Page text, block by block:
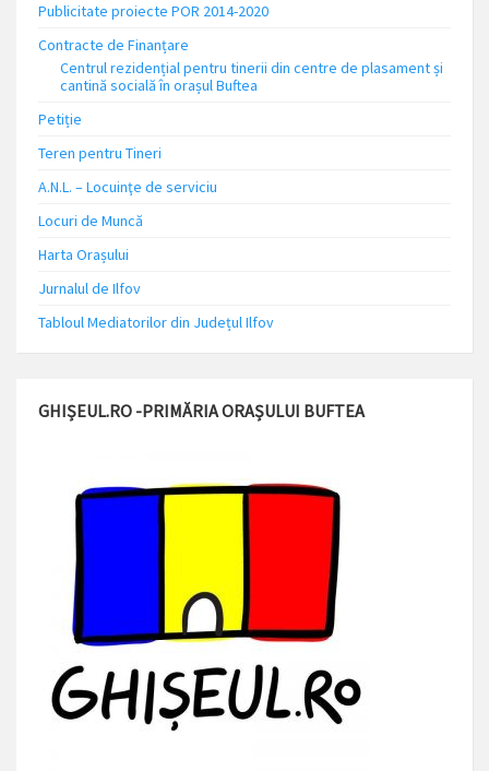
Publicitate proiecte POR 2014-2020
Contracte de Finanțare
Centrul rezidențial pentru tinerii din centre de plasament și
cantină socială în orașul Buftea
Petiție
Teren pentru Tineri
A.N.L. – Locuinţe de serviciu
Locuri de Muncă
Harta Orașului
Jurnalul de Ilfov
Tabloul Mediatorilor din Județul Ilfov
GHIȘEUL.RO -PRIMĂRIA ORAȘULUI BUFTEA